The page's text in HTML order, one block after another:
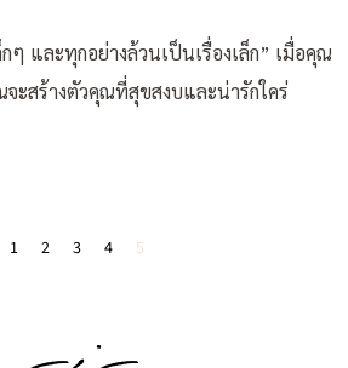
กๆ และทุกอย่างล้วนเป็นเรื่องเล็ก” เมื่อคุณ
ะสร้างตัวคุณที่สุขสงบและน่ารักใคร่
1 2 3 4 5